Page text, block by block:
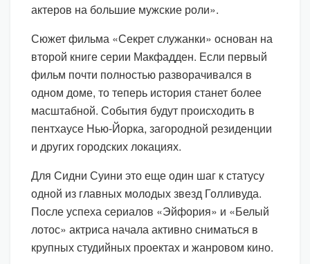
актеров на большие мужские роли».
Сюжет фильма «Секрет служанки» основан на
второй книге серии Макфадден. Если первый
фильм почти полностью разворачивался в
одном доме, то теперь история станет более
масштабной. События будут происходить в
пентхаусе Нью-Йорка, загородной резиденции
и других городских локациях.
Для Сидни Суини это еще один шаг к статусу
одной из главных молодых звезд Голливуда.
После успеха сериалов «Эйфория» и «Белый
лотос» актриса начала активно сниматься в
крупных студийных проектах и жанровом кино.